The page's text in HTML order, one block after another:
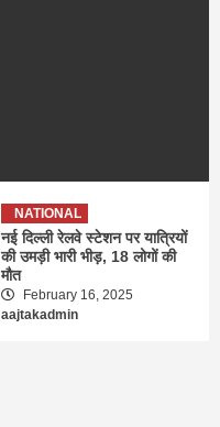
NATIONAL
नई दिल्ली रेलवे स्टेशन पर यात्रियों
की उमड़ी भारी भीड़, 18 लोगों की
मौत
February 16, 2025
aajtakadmin